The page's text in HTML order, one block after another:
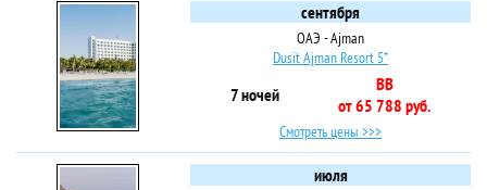
сентября
ОАЭ - Ajman
Dusit Ajman Resort 5*
7 ночей
BB
от 65 788 руб.
Смотреть цены >>>
июля